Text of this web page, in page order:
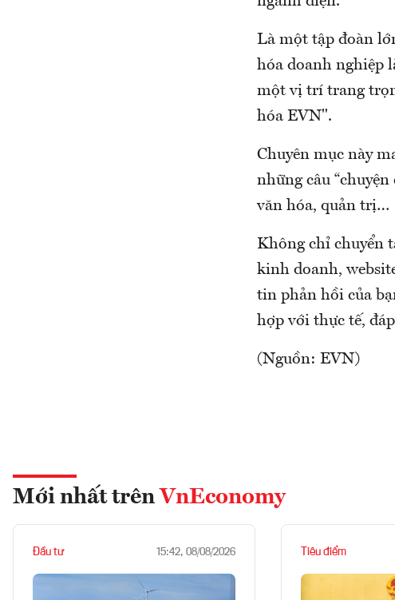
Là một tập đoàn
hóa doanh nghiệp
một vị trí trang
hóa EVN".
Chuyên mục này
những câu
văn hóa, quản trị…
Không chỉ chuyển
kinh doanh,
tin phản hồi của
hợp với thực tế,
(Nguồn: EVN)
Mới nhất trên VnEconomy
Đầu tư 15:42, 08/08/2026 Tiêu điểm